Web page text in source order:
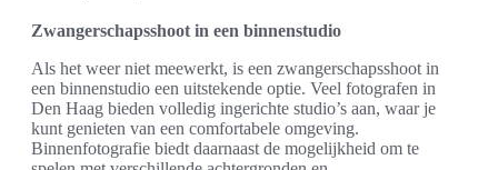
Zwangerschapsshoot in een binnenstudio
Als het weer niet meewerkt, is een zwangerschapsshoot in
een binnenstudio een uitstekende optie. Veel fotografen in
Den Haag bieden volledig ingerichte studio’s aan, waar je
kunt genieten van een comfortabele omgeving.
Binnenfotografie biedt daarnaast de mogelijkheid om te